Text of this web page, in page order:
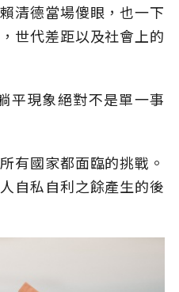
清德當場傻眼，也一下
世代差距以及社會上的
平現象絕對不是單一事
有國家都面臨的挑戰。
自私自利之餘產生的後